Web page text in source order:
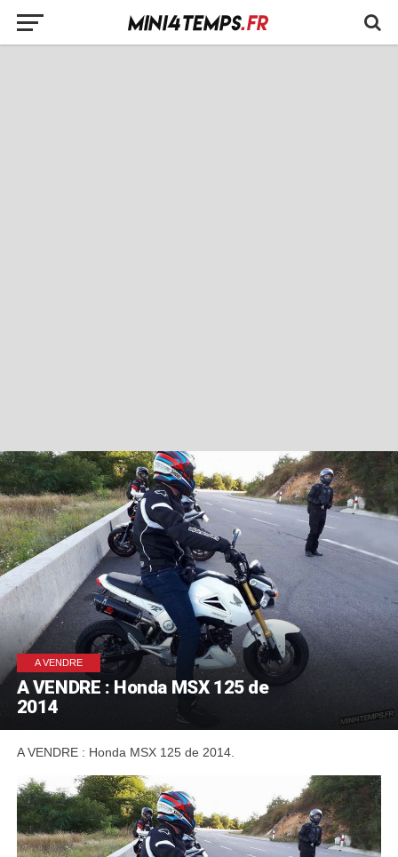
A VENDRE
A VENDRE : Honda MSX 125 de
2014
A VENDRE : Honda MSX 125 de 2014.